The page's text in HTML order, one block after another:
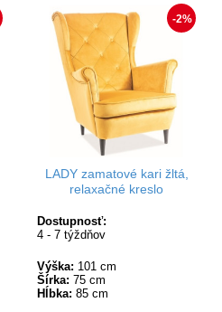
-2%
LADY zamatové kari žltá,
relaxačné kreslo
Dostupnosť:
4 - 7 týždňov
Výška: 101 cm
Šírka: 75 cm
Hĺbka: 85 cm